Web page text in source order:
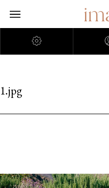
1.jpg